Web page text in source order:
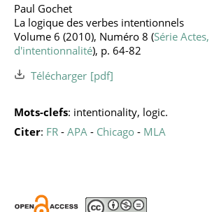
Paul Gochet
La logique des verbes intentionnels
Volume 6 (2010), Numéro 8 (Série
d'intentionnalité), p. 64-82
Télécharger
Mots-clefs: intentionality, logic.
Citer: FR - APA - Chicago - MLA